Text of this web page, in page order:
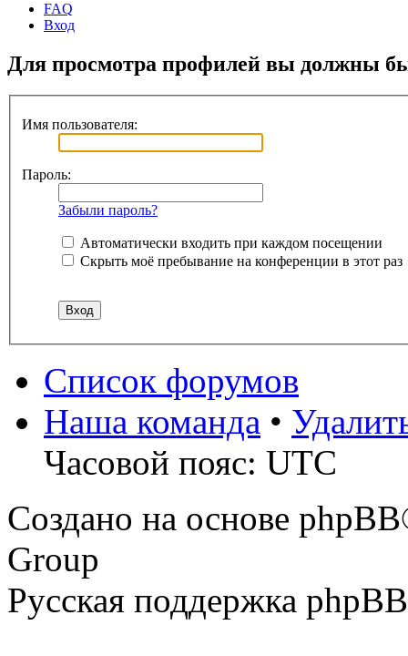
FAQ
Вход
Для просмотра профилей вы должны
Имя пользователя:
Пароль:
Забыли пароль?
Автоматически входить при каждом посещении
Скрыть моё пребывание на конференции в этот раз
Список форумов
Наша команда •
Часовой пояс: UTC
Создано на основе
Group
Русская поддержка phpBB